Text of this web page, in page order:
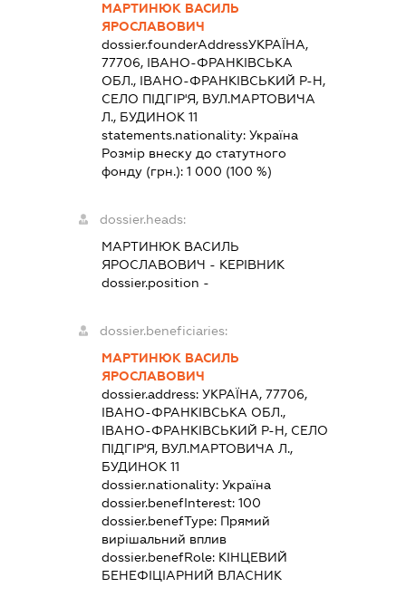
МАРТИНЮК ВАСИЛЬ
ЯРОСЛАВОВИЧ
dossier.founderAddressУКРАЇНА,
77706, ІВАНО-ФРАНКІВСЬКА
ОБЛ., ІВАНО-ФРАНКІВСЬКИЙ Р-Н,
СЕЛО ПІДГІР'Я, ВУЛ.МАРТОВИЧА
Л., БУДИНОК 11
statements.nationality:Україна
Розмір внеску до статутного
фонду (грн.):1 000 (100 %)
dossier.heads:
МАРТИНЮК ВАСИЛЬ
ЯРОСЛАВОВИЧ - КЕРІВНИК
dossier.position -
dossier.beneficiaries:
МАРТИНЮК ВАСИЛЬ
ЯРОСЛАВОВИЧ
dossier.address:УКРАЇНА, 77706,
ІВАНО-ФРАНКІВСЬКА ОБЛ.,
ІВАНО-ФРАНКІВСЬКИЙ Р-Н, СЕЛО
ПІДГІР'Я, ВУЛ.МАРТОВИЧА Л.,
БУДИНОК 11
dossier.nationality:Україна
dossier.benefInterest:100
dossier.benefType: Прямий
вирішальний вплив
dossier.benefRole: КІНЦЕВИЙ
БЕНЕФІЦІАРНИЙ ВЛАСНИК